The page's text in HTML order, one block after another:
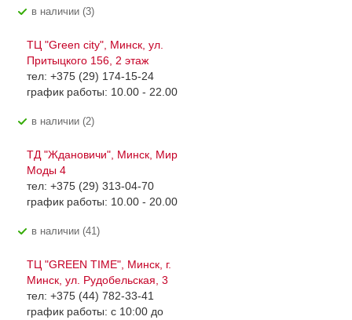
В наличии (3)
ТЦ "Green city", Минск, ул.
Притыцкого 156, 2 этаж
тел: +375 (29) 174-15-24
график работы: 10.00 - 22.00
В наличии (2)
ТД "Ждановичи", Минск, Мир
Моды 4
тел: +375 (29) 313-04-70
график работы: 10.00 - 20.00
В наличии (41)
ТЦ "GREEN TIME", Минск, г.
Минск, ул. Рудобельская, 3
тел: +375 (44) 782-33-41
график работы: с 10:00 до